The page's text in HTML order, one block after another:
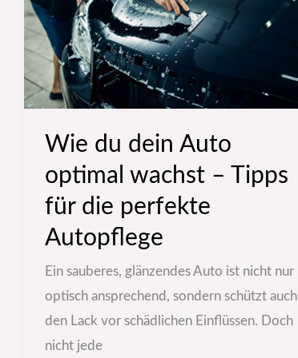
Wie du dein Auto
optimal wachst – Tipps
für die perfekte
Autopflege
Ein sauberes, glänzendes Auto ist nicht nur
optisch ansprechend, sondern schützt auch
den Lack vor schädlichen Einflüssen. Doch
nicht jede
optimal
wachst
Tipps
die
perfekte
Autopflege